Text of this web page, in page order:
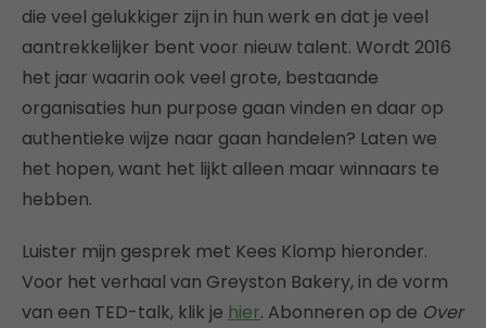
die veel gelukkiger zijn in hun werk en dat je veel
aantrekkelijker bent voor nieuw talent. Wordt 2016
het jaar waarin ook veel grote, bestaande
organisaties hun purpose gaan vinden en daar op
authentieke wijze naar gaan handelen? Laten we
het hopen, want het lijkt alleen maar winnaars te
hebben.
Luister mijn gesprek met Kees Klomp hieronder.
Voor het verhaal van Greyston Bakery, in de vorm
van een TED-talk, klik je hier. Abonneren op de Over